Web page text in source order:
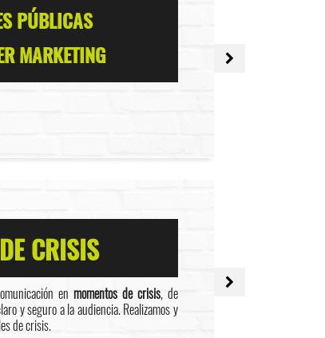
PÚBLICAS
MARKETING
CRISIS
en momentos de crisis, de
y seguro a la audiencia. Realizamos y
de crisis.